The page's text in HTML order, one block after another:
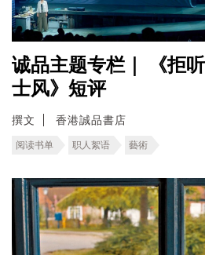
诚品主题专栏｜ 《拒
士风》短评
撰文 香港誠品書店
阅读书单 职人絮语 藝術